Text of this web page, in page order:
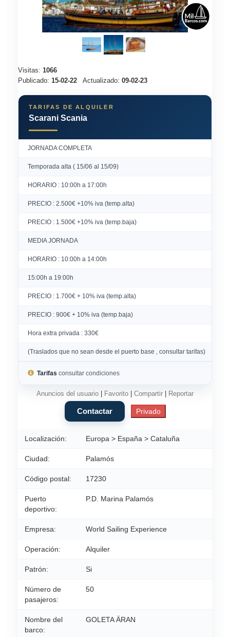
Visitas: 1066
Publicado: 15-02-22 Actualizado: 09-02-23
TARIFAS DE ALQUILER
Scarani Scania
JORNADA COMPLETA
Temporada alta ( 15/06 al 15/09)
HORARIO : 10:00h a 17:00h
PRECIO : 2.500€ +10% iva (temp.alta)
PRECIO : 1.500€ +10% iva (temp.baja)
MEDIA JORNADA
HORARIO : 10:00h a 14:00h
15:00h a 19:00h
PRECIO : 1.700€ + 10% iva (temp.alta)
PRECIO : 900€ + 10% iva (temp.baja)
Hora extra privada : 330€
(Traslados que no sean desde el puerto base , consultar tarifas)
Tarifas consultar condiciones
Anuncios del usuario Favorito Compartir Reportar
Localización: Europa > España > Cataluña
Ciudad: Palamós
Código postal: 17230
Puerto
deportivo:
P.D. Marina Palamós
Empresa: World Sailing Experience
Operación: Alquiler
Patrón: Si
Número de
pasajeros:
50
Nombre del
barco:
GOLETA ÄRAN